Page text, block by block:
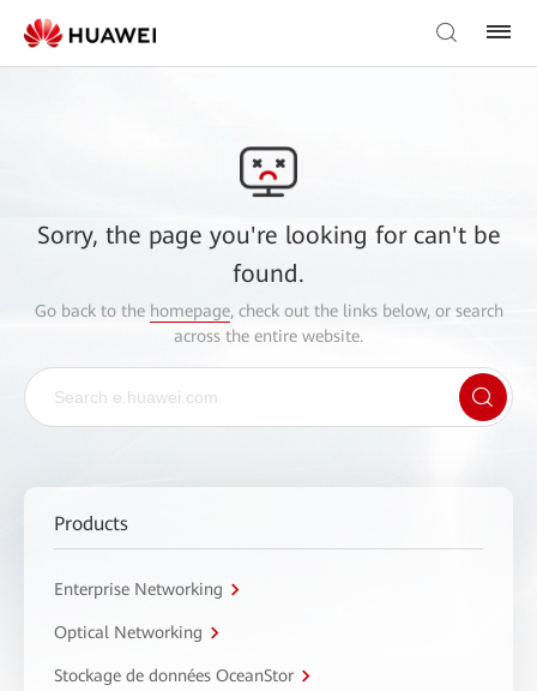
Sorry, the page you're looking for can't be
found.
Go back to the homepage, check out the links below, or search
across the entire website.
Products
Enterprise Networking
Optical Networking
Stockage de données OceanStor